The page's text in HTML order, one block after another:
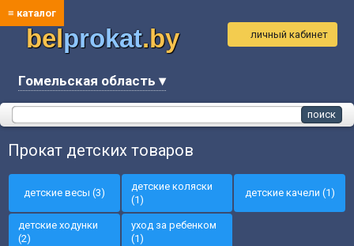
≡ каталог
belprokat.by
Гомельская область ▾
личный кабинет
Прокат детских товаров
детские весы (3)
детские коляски
(1)
детские качели (1)
детские ходунки
(2)
уход за ребенком
(1)